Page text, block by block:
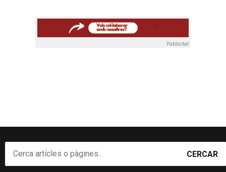
Publicitat
CERCAR